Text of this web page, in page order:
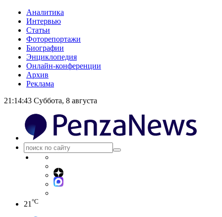
Аналитика
Интервью
Статьи
Фоторепортажи
Биографии
Энциклопедия
Онлайн-конференции
Архив
Реклама
21:14:44 Суббота, 8 августа
21 °C